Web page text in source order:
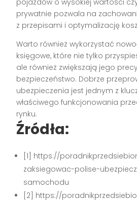
prywatnie pozwala na
z przepisami i optymalizację
Warto również wykorzystać
księgowe, które nie tylko
ale również zwiększają jego
bezpieczeństwo. Dobrze
ubezpieczenia jest jednym z
właściwego funkcjonowania
rynku.
Źródła:
[1] https://
zaksiegowac-polise-
samochodu
[2] https://